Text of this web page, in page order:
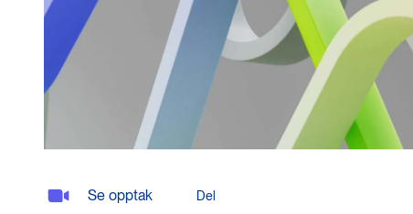
Se opptak Del